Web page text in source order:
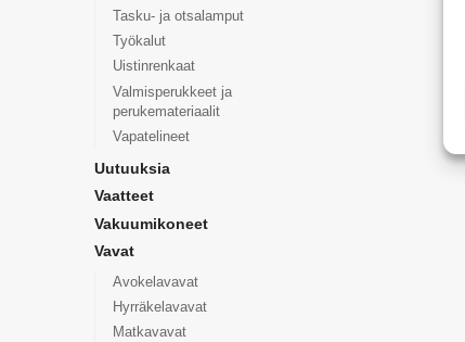
Tasku- ja otsalamput
Työkalut
Uistinrenkaat
Valmisperukkeet ja
perukemateriaalit
Vapatelineet
Uutuuksia
Vaatteet
Vakuumikoneet
Vavat
Avokelavavat
Hyrräkelavavat
Matkavavat